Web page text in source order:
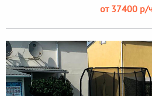
от 37400 р/